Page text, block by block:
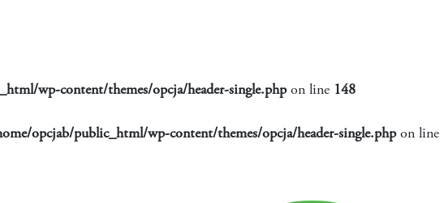
wp-content/themes/opcja/header-single.phpon line 148
opcjab/public_html/wp-content/themes/opcja/header-single.phpon line